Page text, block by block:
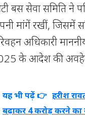
बस सेवा समिति ने
मांगें रखीं, जिसमें
अधिकारी
के आदेश की
यह भी पढ़ें 👉 हरीश
बढ़ाकर 4 करोड़ करने